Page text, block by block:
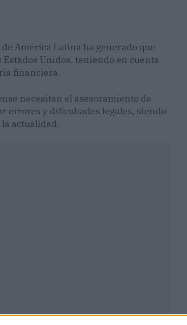
América Latina ha generado que
Unidos, teniendo en cuenta
financiera.
necesitan el asesoramiento de
errores y dificultades legales, siendo
actualidad.